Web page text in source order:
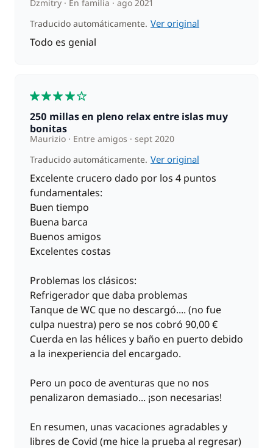
Dzmitry En familia
ago 2021
Traducido automáticamente. Ver original
Todo es genial
250 millas en pleno relax entre islas muy
bonitas
Maurizio Entre amigos
sept 2020
Traducido automáticamente. Ver original
Excelente crucero dado por los 4 puntos
fundamentales:
Buen tiempo
Buena barca
Buenos amigos
Excelentes costas
Problemas los clásicos:
Refrigerador que daba problemas
Tanque de WC que no descargó.... (no fue
culpa nuestra) pero se nos cobró 90,00 €
Cuerda en las hélices y baño en puerto debido
a la inexperiencia del encargado.
Pero un poco de aventuras que no nos
penalizaron demasiado... ¡son necesarias!
En resumen, unas vacaciones agradables y
libres de Covid (me hice la prueba al regresar)